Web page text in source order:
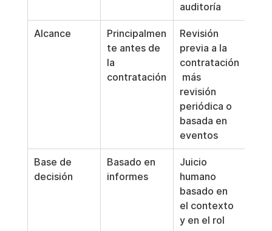
auditoría
Alcance
Principalmen
te antes de
la
contratación
Revisión
previa a la
contratación
más
revisión
periódica o
basada en
eventos
Base de
decisión
Basado en
informes
Juicio
humano
basado en
el contexto
y en el rol